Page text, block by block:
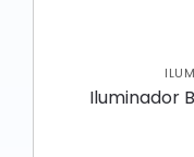
Iluminador